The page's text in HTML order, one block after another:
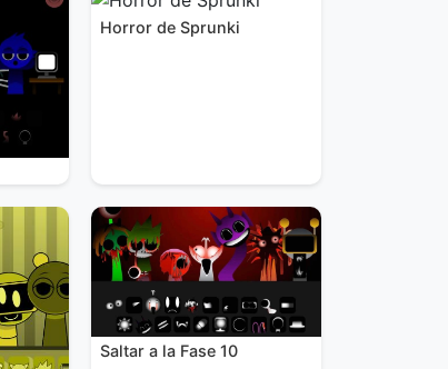
Horror de Sprunki
Saltar a la Fase 10